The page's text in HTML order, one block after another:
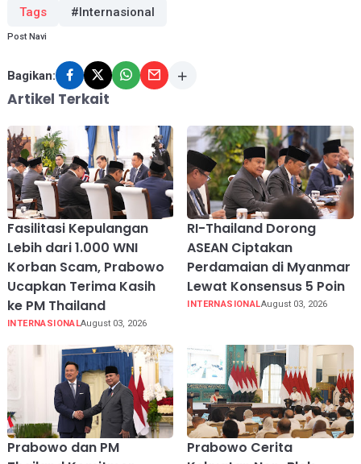
Tags #Internasional
Post Navi
Bagikan:
Artikel Terkait
Fasilitasi Kepulangan
Lebih dari 1.000 WNI
Korban Scam, Prabowo
Ucapkan Terima Kasih
ke PM Thailand
INTERNASIONALAugust 03, 2026
RI-Thailand Dorong
ASEAN Ciptakan
Perdamaian di Myanmar
Lewat Konsensus 5 Poin
INTERNASIONALAugust 03, 2026
Prabowo dan PM
Prabowo Cerita